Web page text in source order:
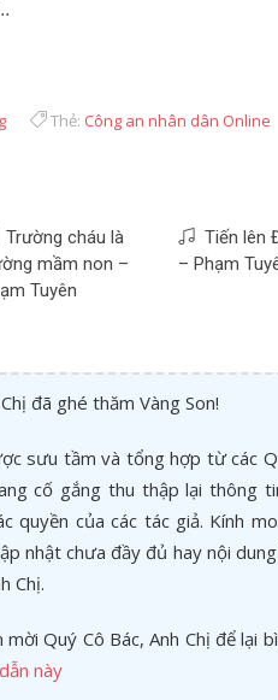
Thẻ: Công an nhân dân Online
Trường cháu là
mầm non –
Tuyên
Tiến lên
– Phạm
đã ghé thăm Vàng Son!
sưu tầm và tổng hợp từ các
cố gắng thu thập lại thông
quyền của các tác giả. Kính
nhật chưa đầy đủ hay nội
Chị.
Quý Cô Bác, Anh Chị để lại
này